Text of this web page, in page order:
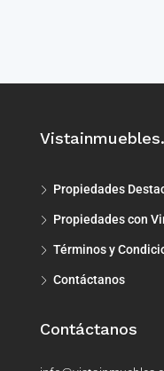
Propiedades
Propiedades con
Términos y
Contáctanos
Contáctanos